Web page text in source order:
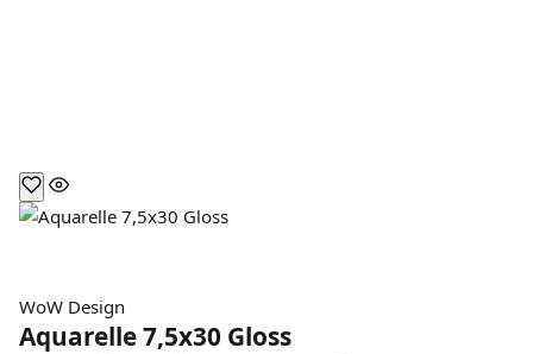
WoW Design
Aquarelle 7,5x30 Gloss